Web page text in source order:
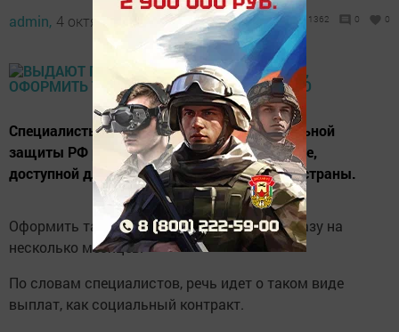
admin, 4 октября 2021 - 10:38 1362 0 0
Специалисты министерства труда и социальной
защиты РФ рассказали о денежной выплате,
доступной для получения во всех регионах страны.
Оформить такое пособие можно сроком сразу на
несколько месяцев.
По словам специалистов, речь идет о таком виде
выплат, как социальный контракт.